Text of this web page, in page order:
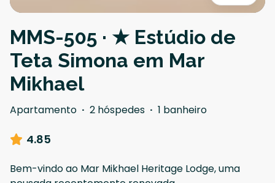
MMS-505 · ★ Estúdio de
Teta Simona em Mar
Mikhael
Apartamento · 2 hóspedes · 1 banheiro
4.85
Bem-vindo ao Mar Mikhael Heritage Lodge, uma